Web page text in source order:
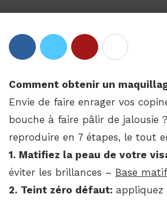
Comment obtenir un
Envie de faire enrager vos
bouche à faire pâlir de jalousie
reproduire en 7 étapes, le tout
1. Matifiez la peau de votre
éviter les brillances – Base
2. Teint zéro défaut: appliquez